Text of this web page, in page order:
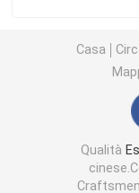
Essiccatore
Macchina del
Impianto di
Casa
Qualità